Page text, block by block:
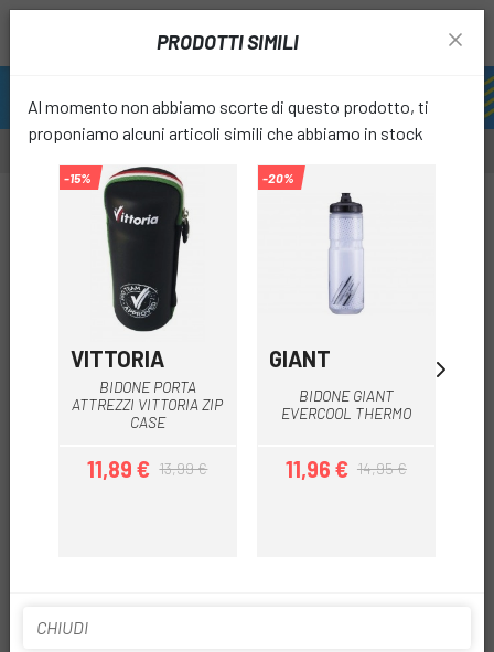
PRODOTTI SIMILI
Al momento non abbiamo scorte di questo prodotto, ti
proponiamo alcuni articoli simili che abbiamo in stock
-15%
VITTORIA
BIDONE PORTA
ATTREZZI VITTORIA ZIP
CASE
Prezzo
11,89 €Prezzo base
13,99 €
-20%
GIANT
BIDONE GIANT
EVERCOOL THERMO
Prezzo
11,96 €Prezzo base
14,95 €
CHIUDI